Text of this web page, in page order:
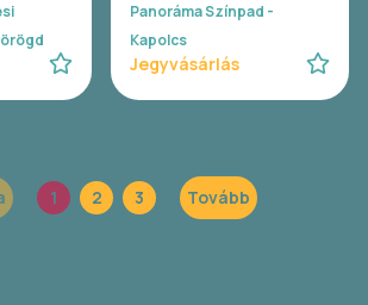
Panoráma Színpad -
Kapolcs
Jegyvásárlás
1 2 3 Tovább